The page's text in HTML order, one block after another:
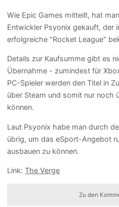
Wie Epic Games mitteilt, hat
Entwickler Psyonix gekauft, der
erfolgreiche "Rocket League"
Details zur Kaufsumme gibt es
Übernahme - zumindest für
PC-Spieler werden den Titel in
über Steam und somit nur noch
können.
Laut Psyonix habe man durch
übrig, um das eSport-Angebot
ausbauen zu können.
Link:The Verge
Zu den